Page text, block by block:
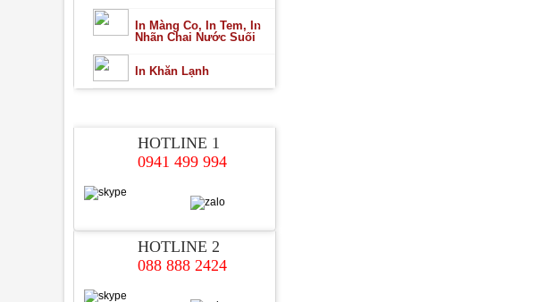
In Màng Co, In Tem, In
Nhãn Chai Nước Suối
In Khăn Lạnh
HOTLINE 1
0941 499 994
HOTLINE 2
088 888 2424